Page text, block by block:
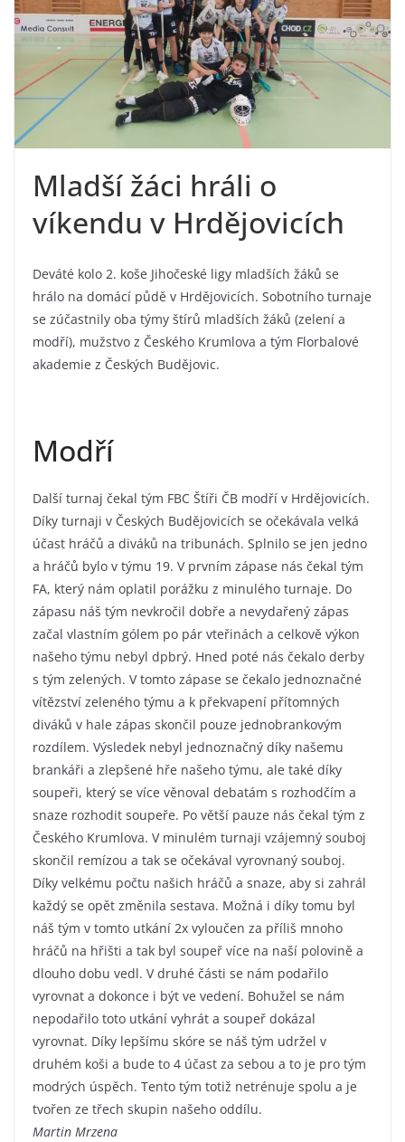
Mladší žáci hráli o
víkendu v Hrdějovicích
Deváté kolo 2. koše Jihočeské ligy mladších žáků se
hrálo na domácí půdě v Hrdějovicích. Sobotního turnaje
se zúčastnily oba týmy štírů mladších žáků (zelení a
modří), mužstvo z Českého Krumlova a tým Florbalové
akademie z Českých Budějovic.
Modří
Další turnaj čekal tým FBC Štíři ČB modří v Hrdějovicích.
Díky turnaji v Českých Budějovicích se očekávala velká
účast hráčů a diváků na tribunách. Splnilo se jen jedno
a hráčů bylo v týmu 19. V prvním zápase nás čekal tým
FA, který nám oplatil porážku z minulého turnaje. Do
zápasu náš tým nevkročil dobře a nevydařený zápas
začal vlastním gólem po pár vteřinách a celkově výkon
našeho týmu nebyl dpbrý. Hned poté nás čekalo derby
s tým zelených. V tomto zápase se čekalo jednoznačné
vítězství zeleného týmu a k překvapení přítomných
diváků v hale zápas skončil pouze jednobrankovým
rozdílem. Výsledek nebyl jednoznačný díky našemu
brankáři a zlepšené hře našeho týmu, ale také díky
soupeři, který se více věnoval debatám s rozhodčím a
snaze rozhodit soupeře. Po větší pauze nás čekal tým z
Českého Krumlova. V minulém turnaji vzájemný souboj
skončil remízou a tak se očekával vyrovnaný souboj.
Díky velkému počtu našich hráčů a snaze, aby si zahrál
každý se opět změnila sestava. Možná i díky tomu byl
náš tým v tomto utkání 2x vyloučen za příliš mnoho
hráčů na hřišti a tak byl soupeř více na naší polovině a
dlouho dobu vedl. V druhé části se nám podařilo
vyrovnat a dokonce i být ve vedení. Bohužel se nám
nepodařilo toto utkání vyhrát a soupeř dokázal
vyrovnat. Díky lepšímu skóre se náš tým udržel v
druhém koši a bude to 4 účast za sebou a to je pro tým
modrých úspěch. Tento tým totiž netrénuje spolu a je
tvořen ze třech skupin našeho oddílu.
Martin Mrzena